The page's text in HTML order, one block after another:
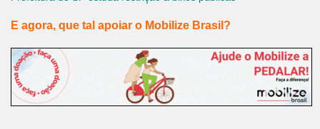
E agora, que tal apoiar o Mobilize Brasil?